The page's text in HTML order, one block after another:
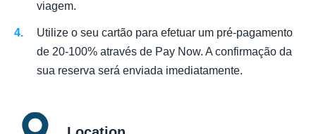
viagem.
Utilize o seu cartão para efetuar um pré-pagamento
de 20-100% através de Pay Now. A confirmação da
sua reserva será enviada imediatamente.